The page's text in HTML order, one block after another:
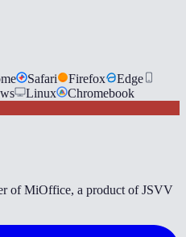
Safari Firefox
Edge
Linux
Chromebook
of MiOffice, a product of JSVV